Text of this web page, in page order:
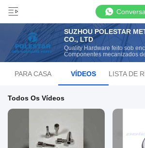
SUZHOU POLESTAR
CO., LTD
Quality Hardware feito sob
Componentes mecanizados
China
PARA CASA VÍDEOS
Todos Os Vídeos